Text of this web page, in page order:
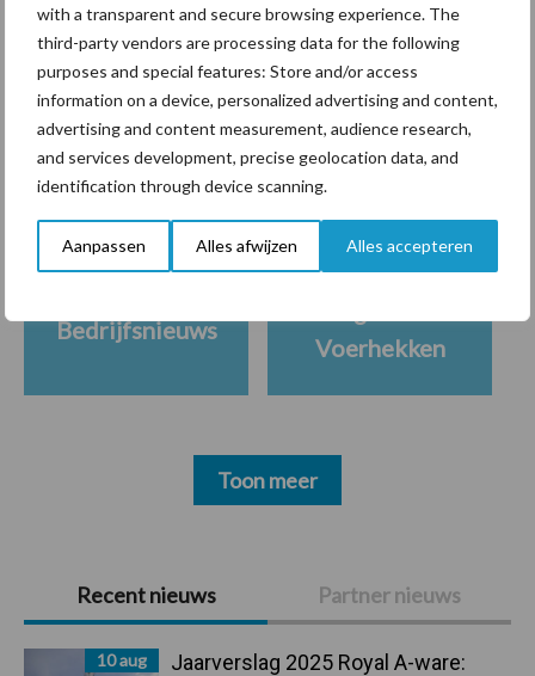
with a transparent and secure browsing experience. The
third-party vendors are processing data for the following
purposes and special features: Store and/or access
information on a device, personalized advertising and content,
advertising and content measurement, audience research,
and services development, precise geolocation data, and
identification through device scanning.
Aanpassen Alles afwijzen Alles accepteren
Primaire
Sidebar
Recent nieuws Partner nieuws
10 aug
Jaarverslag 2025 Royal A-ware:
in de greep
Themapagina's
Diergezondheid Bemesting
Bedrijfsnieuws
Voerhekken
Toon meer